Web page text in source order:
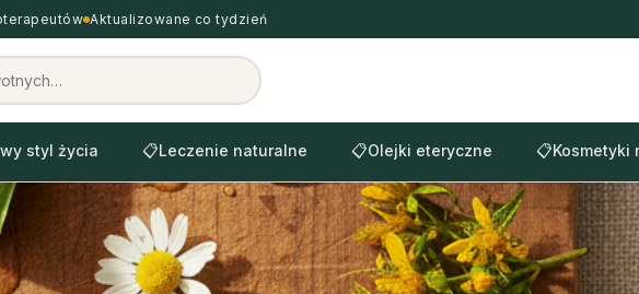
Aktualizowane co tydzień
styl życia 📋Leczenie naturalne 📋Olejki eteryczne 📋Kosmetyki